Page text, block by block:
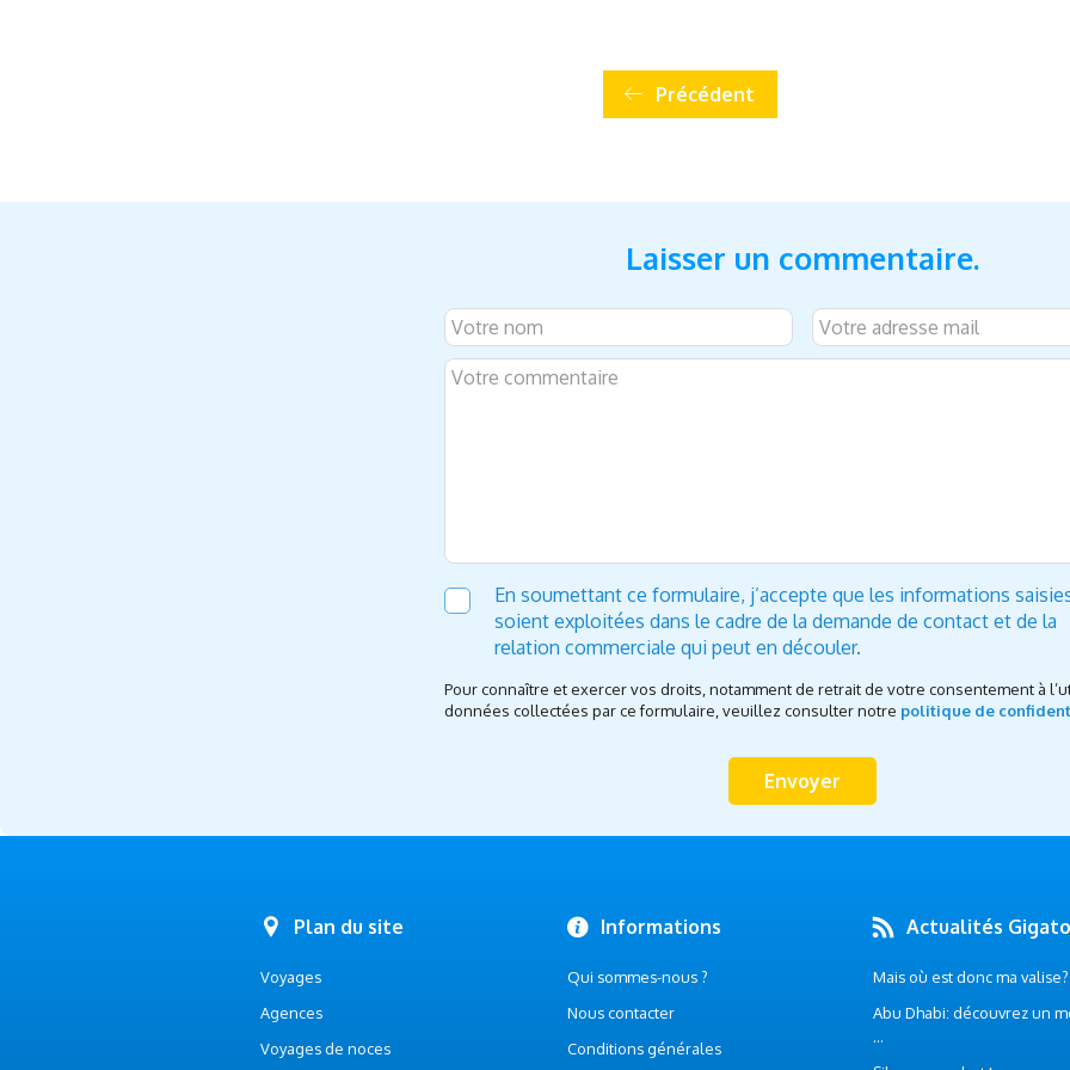
Précédent
Laisser un commentaire.
En soumettant ce formulaire, j’accepte que les informations
soient exploitées dans le cadre de la demande de contact et de la
relation commerciale qui peut en découler.
Pour connaître et exercer vos droits, notamment de retrait de votre consentement à
données collectées par ce formulaire, veuillez consulter notre politique de
Plan du site
Voyages
Agences
Voyages de noces
Informations
Qui sommes-nous ?
Nous contacter
Conditions générales
Actualités
Mais où est donc ma valise?
Abu Dhabi: découvrez un
...